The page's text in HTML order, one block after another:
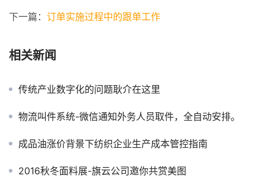
下一篇： 订单实施过程中的跟单工作
相关新闻
传统产业数字化的问题耿介在这里
物流叫件系统-微信通知外务人员取件，全自动安排。
成品油涨价背景下纺织企业生产成本管控指南
2016秋冬面料展-旗云公司邀你共赏美图